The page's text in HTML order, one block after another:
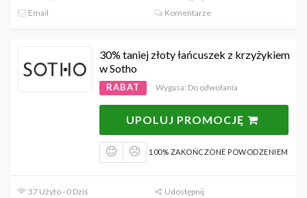
Email
Komentarze
30% taniej złoty łańcuszek z krzyżykiem
w Sotho
RABAT Wygasa: Do odwołania
UPOLUJ PROMOCJĘ
100% ZAKOŃCZONE POWODZENIEM
37 Użyto - 0 Dziś
Udostępnij